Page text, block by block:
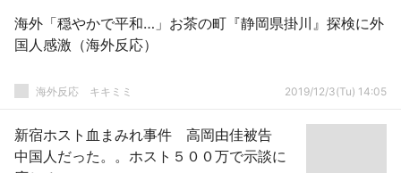
海外「穏やかで平和…」お茶の町『静岡県掛川』探検に外
国人感激（海外反応）
­海外反応 キキミミ 2019/12/3(Tu) 14:05
新宿ホスト血まみれ事件 高岡由佳被告
中国人だった。。ホスト５００万で示談に